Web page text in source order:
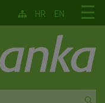
☰
HR EN